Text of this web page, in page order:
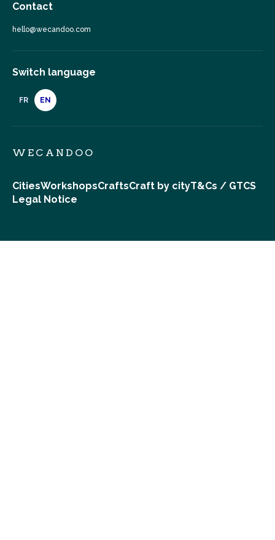
Contact
hello@wecandoo.com
Switch language
FR EN
WECANDOO
CitiesWorkshopsCraftsCraft by cityT&Cs / GTCS
Legal Notice